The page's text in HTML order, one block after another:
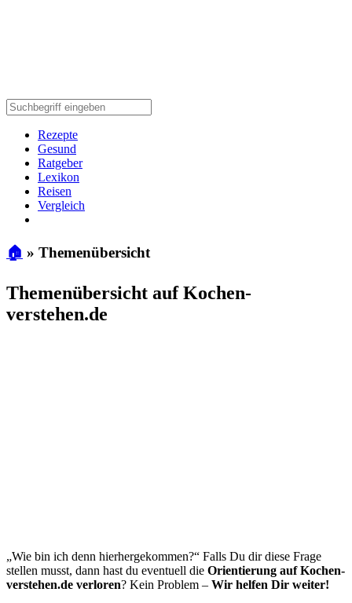
Rezepte
Gesund
Ratgeber
Lexikon
Reisen
Vergleich
🏠 » Themenübersicht
Themenübersicht auf Kochen-
verstehen.de
„Wie bin ich denn hierhergekommen?“ Falls Du dir diese Frage
stellen musst, dann hast du eventuell die Orientierung auf Kochen-
verstehen.de verloren? Kein Problem – Wir helfen Dir weiter!